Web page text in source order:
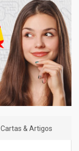
Cartas & Artigos